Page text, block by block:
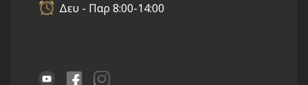
Δευ - Παρ 8:00-14:00